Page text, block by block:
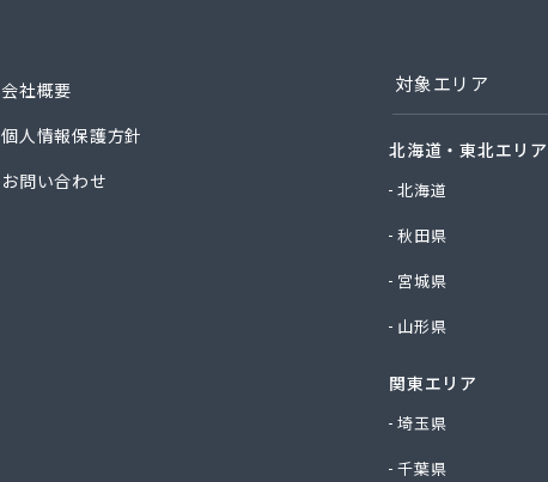
株式会社宮野商事
株式会社宮野商事
株式会社京洋 LPガス宮津営業所
会社概要
個人情報保護方針
お問い合わせ
対象エリア
北海道・東北エリア
北海道
秋田県
宮城県
山形県
関東エリア
埼玉県
千葉県